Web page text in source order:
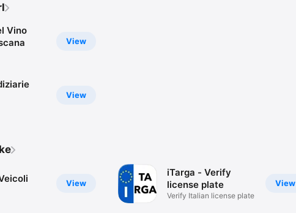
View
Vino
View
View View
iTarga - Verify
license plate
Verify Italian license plate